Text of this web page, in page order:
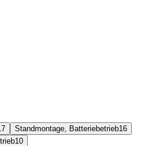
Standmontage, Batteriebetrieb16
10